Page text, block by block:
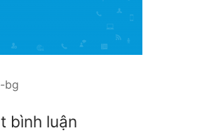
VOIP PBX FOR SME
Tổng đài VoIP
bg
bình luận